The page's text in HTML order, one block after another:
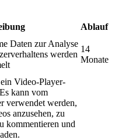
Ablauf
Daten zur Analyse
werden
14
Monate
Video-Player-
kann vom
verwendet werden,
anzusehen, zu
kommentieren und